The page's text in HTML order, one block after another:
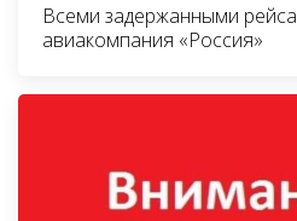
Всеми задержанными
авиакомпания «Россия»